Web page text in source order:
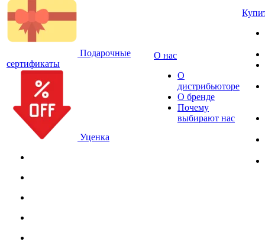
Подарочные
сертификаты
Уценка
О нас
О
дистрибьюторе
О бренде
Почему
выбирают нас